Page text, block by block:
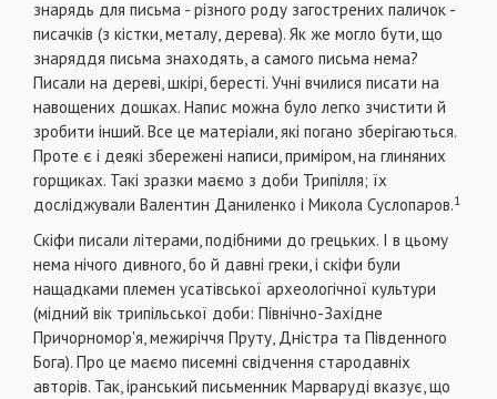
знарядь для пись­ма - різного роду загострених паличок -
писачків (з кістки, металу, дерева). Як же могло бути, що
зна­ряддя письма знаходять, а самого письма нема?
Писали на дереві, шкірі, бересті. Учні вчилися пи­сати на
навощених дошках. Напис можна було лег­ко зчистити й
зробити інший. Все це матеріали, які погано зберігаються.
Проте є і деякі збережені написи, приміром, на глиняних
горщиках. Такі зразки маємо з доби Трипілля; їх
досліджували Валентин Даниленко і Микола Суслопаров.1
Скіфи писали літерами, подібними до грецьких. І в цьому
нема нічого дивного, бо й давні греки, і скіфи були
нащадками племен усатівської архео­логічної культури
(мідний вік трипільської доби: Північно-Західне
Причорномор'я, межиріччя Пруту, Дніс­тра та Південного
Бога). Про це маємо писемні свід­чення стародавніх
авторів. Так, іранський письмен­ник Марваруді вказує, що